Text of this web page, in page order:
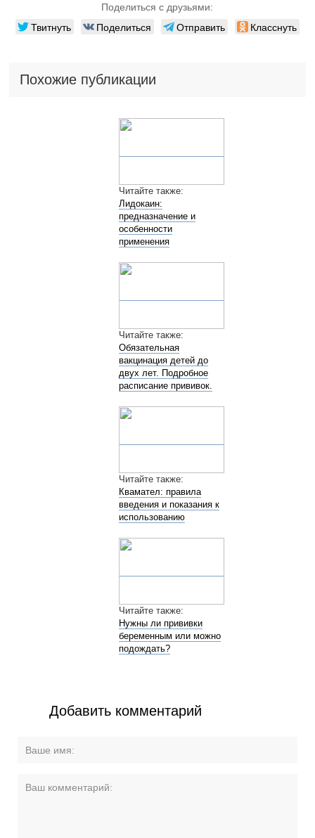
Поделиться с друзьями:
Твитнуть Поделиться Отправить Класснуть
Похожие публикации
Читайте также:
Лидокаин:
предназначение и
особенности
применения
Читайте также:
Обязательная
вакцинация детей до
двух лет. Подробное
расписание прививок.
Читайте также:
Квамател: правила
введения и показания к
использованию
Читайте также:
Нужны ли прививки
беременным или можно
подождать?
Добавить комментарий